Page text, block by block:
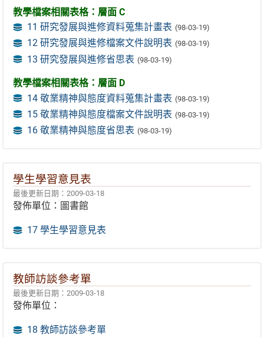
教學檔案相關表格：層面 C
11 研究發展與進修資料蒐集計畫表 (98-03-19)
12 研究發展與進修檔案文件說明表 (98-03-19)
13 研究發展與進修省思表 (98-03-19)
教學檔案相關表格：層面 D
14 敬業精神與態度資料蒐集計畫表 (98-03-19)
15 敬業精神與態度檔案文件說明表 (98-03-19)
16 敬業精神與態度省思表 (98-03-19)
學生學習意見表
最後更新日期：2009-03-18
發佈單位：圖書館
17 學生學習意見表
教師訪談參考單
最後更新日期：2009-03-18
發佈單位：
18 教師訪談參考單